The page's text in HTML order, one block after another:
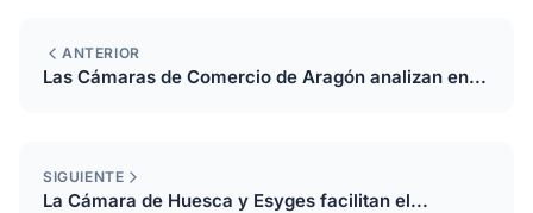
ANTERIOR
Las Cámaras de Comercio de Aragón analizan en...
SIGUIENTE
La Cámara de Huesca y Esyges facilitan el...